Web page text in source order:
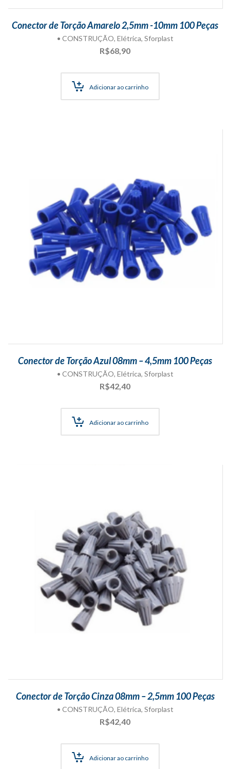
Conector de Torção Amarelo 2,5mm -10mm 100 Peças
• CONSTRUÇÃO, Elétrica, Sforplast
R$68,90
Adicionar ao carrinho
Conector de Torção Azul 08mm – 4,5mm 100 Peças
• CONSTRUÇÃO, Elétrica, Sforplast
R$42,40
Adicionar ao carrinho
Conector de Torção Cinza 08mm – 2,5mm 100 Peças
• CONSTRUÇÃO, Elétrica, Sforplast
R$42,40
Adicionar ao carrinho